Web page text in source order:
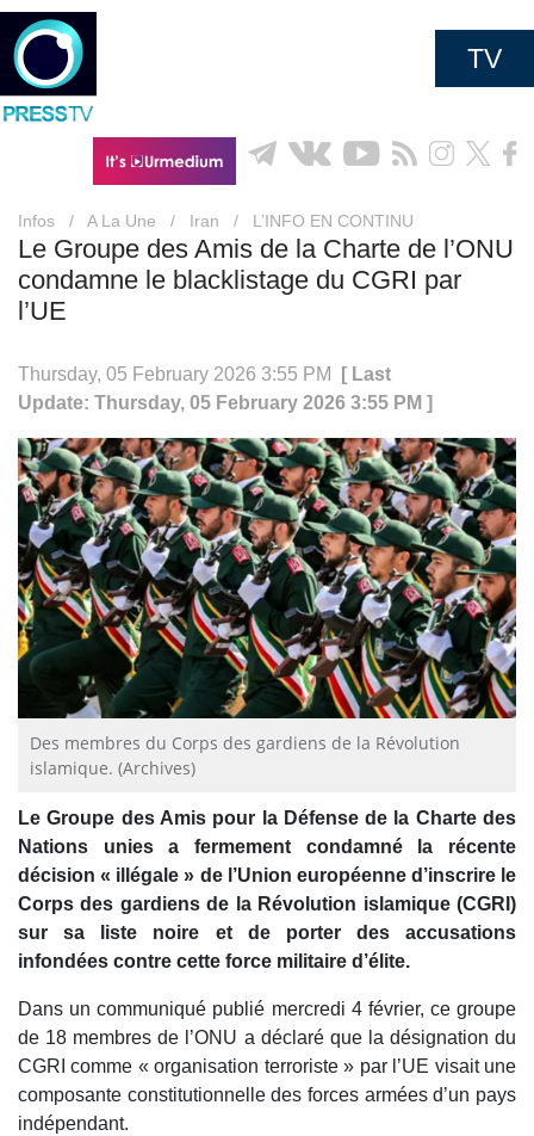
TV
Infos / A La Une / Iran / L’INFO EN CONTINU
Le Groupe des Amis de la Charte de l’ONU
condamne le blacklistage du CGRI par
l’UE
Thursday, 05 February 2026 3:55 PM
[ Last
Update: Thursday, 05 February 2026 3:55 PM ]
Des membres du Corps des gardiens de la Révolution
islamique. (Archives)
Le Groupe des Amis pour la Défense de la Charte des
Nations unies a fermement condamné la récente
décision « illégale » de l’Union européenne d’inscrire le
Corps des gardiens de la Révolution islamique (CGRI)
sur sa liste noire et de porter des accusations
infondées contre cette force militaire d’élite.
Dans un communiqué publié mercredi 4 février, ce groupe
de 18 membres de l’ONU a déclaré que la désignation du
CGRI comme « organisation terroriste » par l’UE visait une
composante constitutionnelle des forces armées d’un pays
indépendant.